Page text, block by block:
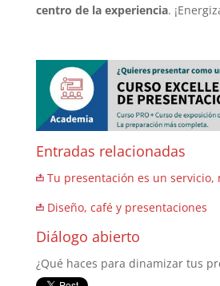
centro de la experiencia.
Entradas relacionadas
Tu presentación es un
Diseño, café y presentaciones
Diálogo abierto
¿Qué haces para dinamizar tus